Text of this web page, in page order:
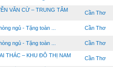
VĂN CỪ – TRUNG TÂM
Cần Thơ
ngủ - Tặng toàn ... Cần Thơ
ngủ - Tặng toàn ... Cần Thơ
THÁC – KHU ĐÔ THỊ NAM
Cần Thơ